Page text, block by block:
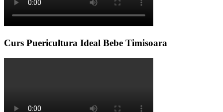
Curs Puericultura Ideal Bebe Timisoara